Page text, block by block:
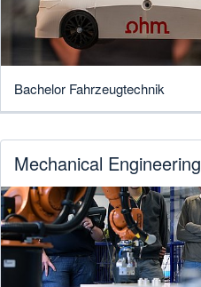
Bachelor Fahrzeugtechnik
Mechanical Engineering